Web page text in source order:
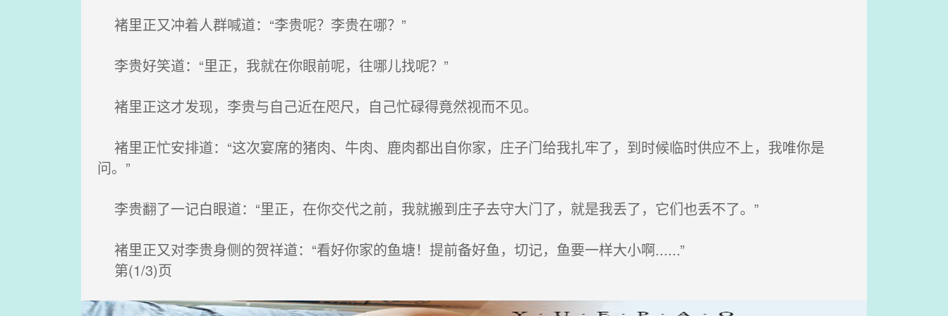
褚里正又冲着人群喊道：“李贵呢？李贵在哪？”
李贵好笑道：“里正，我就在你眼前呢，往哪儿找呢？”
褚里正这才发现，李贵与自己近在咫尺，自己忙碌得竟然视而不见。
褚里正忙安排道：“这次宴席的猪肉、牛肉、鹿肉都出自你家，庄子门给我扎牢了，到时候临时供应不上，我唯你是
问。”
李贵翻了一记白眼道：“里正，在你交代之前，我就搬到庄子去守大门了，就是我丢了，它们也丢不了。”
褚里正又对李贵身侧的贺祥道：“看好你家的鱼塘！提前备好鱼，切记，鱼要一样大小啊......”
第(1/3)页